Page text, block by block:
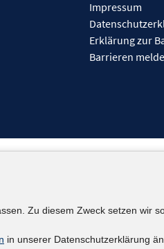
Impressum
Erklärung zur
Barrieren
Zu diesem Zweck setzen wir
in unserer Datenschutzerklärung